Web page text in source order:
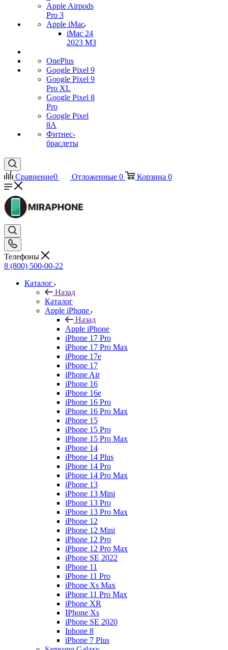
Apple Airpods
Pro 3
Apple iMac
iMac 24
2023 M3
OnePlus
Google Pixel 9
Google Pixel 9
Pro XL
Google Pixel 8
Pro
Google Pixel
8A
Фитнес-
браслеты
Сравнение0 Отложенные 0 Корзина 0
Телефоны
8 (800) 500-00-22
Каталог
Назад
Каталог
Apple iPhone
Назад
Apple iPhone
iPhone 17 Pro
iPhone 17 Pro Max
iPhone 17e
iPhone 17
iPhone Air
iPhone 16
iPhone 16e
iPhone 16 Pro
iPhone 16 Pro Max
iPhone 15
iPhone 15 Pro
iPhone 15 Pro Max
iPhone 14
iPhone 14 Plus
iPhone 14 Pro
iPhone 14 Pro Max
iPhone 13
iPhone 13 Mini
iPhone 13 Pro
iPhone 13 Pro Max
iPhone 12
iPhone 12 Mini
iPhone 12 Pro
iPhone 12 Pro Max
iPhone SE 2022
iPhone 11
iPhone 11 Pro
iPhone Xs Max
iPhone 11 Pro Max
iPhone XR
IPhone Xs
iPhone SE 2020
Iphone 8
iPhone 7 Plus